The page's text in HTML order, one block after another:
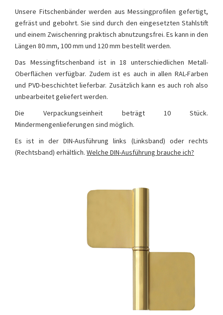
Unsere Fitschenbänder werden aus Messingprofilen gefertigt,
gefräst und gebohrt. Sie sind durch den eingesetzten Stahlstift
und einem Zwischenring praktisch abnutzungsfrei. Es kann in den
Längen 80 mm, 100 mm und 120 mm bestellt werden.
Das Messingfitschenband ist in 18 unterschiedlichen Metall-
Oberflächen verfügbar. Zudem ist es auch in allen RAL-Farben
und PVD-beschichtet lieferbar. Zusätzlich kann es auch roh also
unbearbeitet geliefert werden.
Die Verpackungseinheit beträgt 10 Stück.
Mindermengenlieferungen sind möglich.
Es ist in der DIN-Ausführung links (Linksband) oder rechts
(Rechtsband) erhältlich. Welche DIN-Ausführung brauche ich?